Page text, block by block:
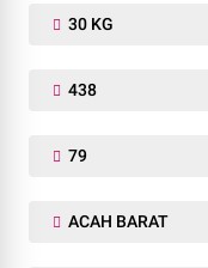
30 KG
438
79
ACAH BARAT